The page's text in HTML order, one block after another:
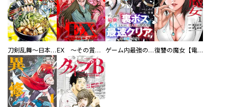
刀剣乱舞～日本号つれづれ酒～ EX ～その賞金稼ぎは、世界の出口を探す～【単行本版】 ゲーム内最強の『裏ボス』に転生したので、主人公の代わりに最速クリアを目指します！【電子単行本版】 復讐の魔女【電子単行本版】